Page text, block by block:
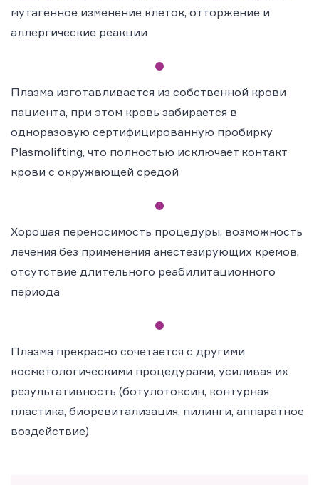
мутагенное изменение клеток, отторжение и
аллергические реакции
Плазма изготавливается из собственной крови
пациента, при этом кровь забирается в
одноразовую сертифицированную пробирку
Plasmolifting, что полностью исключает контакт
крови с окружающей средой
Хорошая переносимость процедуры, возможность
лечения без применения анестезирующих кремов,
отсутствие длительного реабилитационного
периода
Плазма прекрасно сочетается с другими
косметологическими процедурами, усиливая их
результативность (ботулотоксин, контурная
пластика, биоревитализация, пилинги, аппаратное
воздействие)